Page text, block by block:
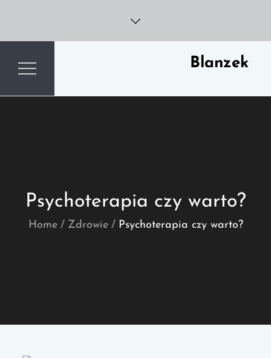
content
Blanzek
Psychoterapia czy warto?
Home Zdrowie Psychoterapia czy warto?